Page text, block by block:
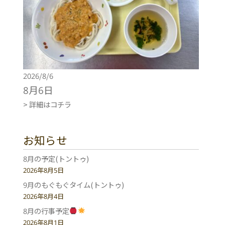
2026/8/6
8月6日
> 詳細はコチラ
お知らせ
8月の予定(トントゥ)
2026年8月5日
9月のもぐもぐタイム(トントゥ)
2026年8月4日
8月の行事予定
2026年8月1日